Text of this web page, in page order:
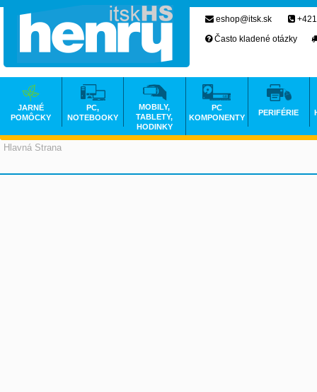
Hlavná Strana
eshop@itsk.sk
Často kladené otázky
JARNÉ
POMÔCKY
PC,
NOTEBOOKY
MOBILY,
TABLETY,
HODINKY
PC
KOMPONENTY
PERIFÉRIE